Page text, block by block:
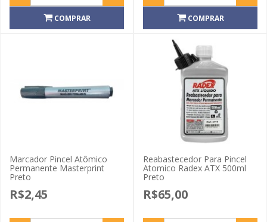
COMPRAR COMPRAR
Marcador Pincel Atômico
Permanente Masterprint
Preto
R$2,45
Reabastecedor Para Pincel
Atomico Radex ATX 500ml
Preto
R$65,00